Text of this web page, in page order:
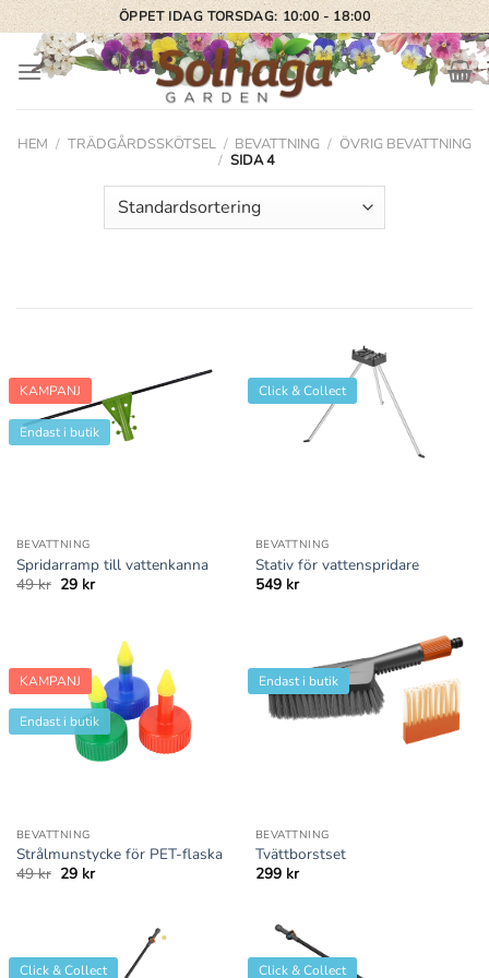
Skip
to
content
ÖPPET IDAG TORSDAG: 10:00 - 18:00
HEM / TRÄDGÅRDSSKÖTSEL / BEVATTNING / ÖVRIG BEVATTNING
/ SIDA 4
KAMPANJ
Endast i butik
BEVATTNING
Spridarramp till vattenkanna
49kr Det
29 krDet
29 kr.
Click & Collect
BEVATTNING
Stativ för vattenspridare
549 kr
KAMPANJ
Endast i butik
BEVATTNING
Strålmunstycke för PET-flaska
49kr Det
29 krDet
Endast i butik
BEVATTNING
Tvättborstset
299 kr
Click & Collect Click & Collect